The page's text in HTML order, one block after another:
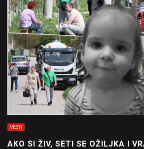
VESTI
AKO SI ŽIV, SETI SE OŽILJKA I